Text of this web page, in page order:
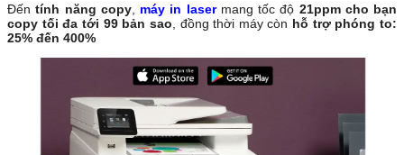
Đến tính năng copy, máy in laser mang tốc độ 21ppm cho bạn
copy tối đa tới 99 bản sao , đồng thời máy còn hỗ trợ phóng to:
25% đến 400%